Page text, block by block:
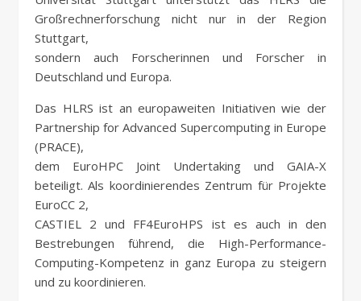
Großrechnerforschung nicht nur in der Region
Stuttgart,
sondern auch Forscherinnen und Forscher in
Deutschland und Europa.
Das HLRS ist an europaweiten Initiativen wie der
Partnership for Advanced Supercomputing in Europe
(PRACE),
dem EuroHPC Joint Undertaking und GAIA-X
beteiligt. Als koordinierendes Zentrum für Projekte
EuroCC 2,
CASTIEL 2 und FF4EuroHPS ist es auch in den
Bestrebungen führend, die High-Performance-
Computing-Kompetenz in ganz Europa zu steigern
und zu koordinieren.